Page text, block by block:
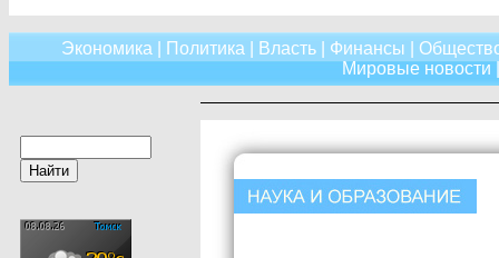
Экономика Политика Власть Финансы
Мировые новости